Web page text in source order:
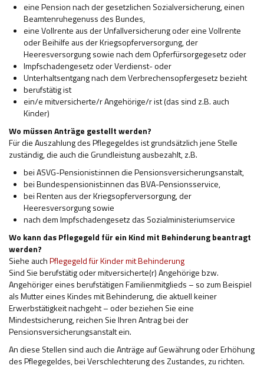
eine Pension nach der gesetzlichen Sozialversicherung, einen
Beamtenruhegenuss des Bundes,
eine Vollrente aus der Unfallversicherung oder eine Vollrente
oder Beihilfe aus der Kriegsopferversorgung, der
Heeresversorgung sowie nach dem Opferfürsorgegesetz oder
Impfschadengesetz oder Verdienst- oder
Unterhaltsentgang nach dem Verbrechensopfergesetz bezieht
berufstätig ist
ein/e mitversicherte/r Angehörige/r ist (das sind z.B. auch
Kinder)
Wo müssen Anträge gestellt werden?
Für die Auszahlung des Pflegegeldes ist grundsätzlich jene Stelle
zuständig, die auch die Grundleistung ausbezahlt, z.B.
bei ASVG-Pensionist:innen die Pensionsversicherungsanstalt,
bei Bundespensionist:innen das BVA-Pensionsservice,
bei Renten aus der Kriegsopferversorgung, der
Heeresversorgung sowie
nach dem Impfschadengesetz das Sozialministeriumservice
Wo kann das Pflegegeld für ein Kind mit Behinderung beantragt
werden?
Siehe auchPflegegeld für Kinder mit Behinderung
Sind Sie berufstätig oder mitversicherte(r) Angehörige bzw.
Angehöriger eines berufstätigen Familienmitglieds – so zum Beispiel
als Mutter eines Kindes mit Behinderung, die aktuell keiner
Erwerbstätigkeit nachgeht – oder beziehen Sie eine
Mindestsicherung, reichen Sie Ihren Antrag bei der
Pensionsversicherungsanstalt ein.
An diese Stellen sind auch die Anträge auf Gewährung oder Erhöhung
des Pflegegeldes, bei Verschlechterung des Zustandes, zu richten.